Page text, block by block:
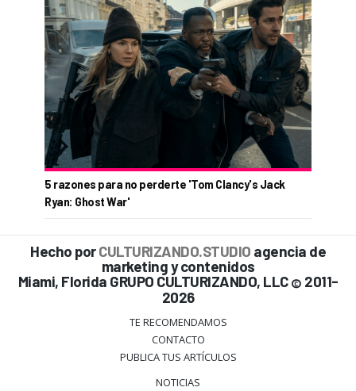
5 razones para no perderte 'Tom Clancy's Jack
Ryan: Ghost War'
Hecho porCULTURIZANDO.STUDIO agencia de
marketing y contenidos
Miami, Florida GRUPO CULTURIZANDO, LLC © 2011-
2026
TE RECOMENDAMOS
CONTACTO
PUBLICA TUS ARTÍCULOS
NOTICIAS